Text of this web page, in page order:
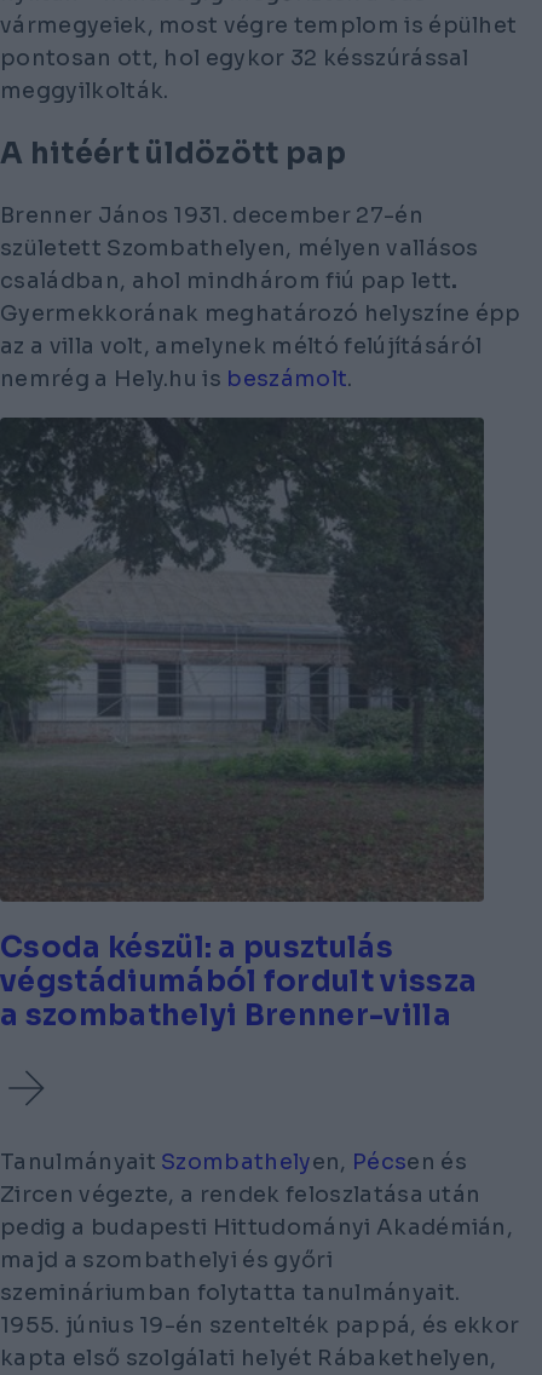
vármegyeiek, most végre templom is épülhet
pontosan ott, hol egykor 32 késszúrással
meggyilkolták.
A hitéért üldözött pap
Brenner János 1931. december 27-én
született Szombathelyen, mélyen vallásos
családban, ahol mindhárom fiú pap lett.
Gyermekkorának meghatározó helyszíne épp
az a villa volt, amelynek méltó felújításáról
nemrég a Hely.hu is beszámolt.
Csoda készül: a pusztulás
végstádiumából fordult vissza
a szombathelyi Brenner-villa
Tanulmányait Szombathelyen, Pécsen és
Zircen végezte, a rendek feloszlatása után
pedig a budapesti Hittudományi Akadémián,
majd a szombathelyi és győri
szemináriumban folytatta tanulmányait.
1955. június 19-én szentelték pappá, és ekkor
kapta első szolgálati helyét Rábakethelyen,